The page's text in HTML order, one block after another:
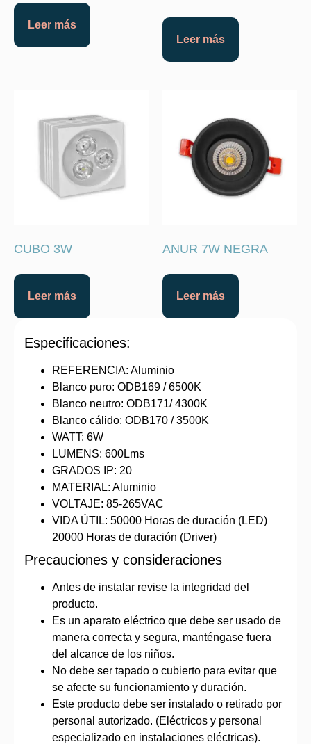
Leer más
Leer más
CUBO 3W
Leer más
ANUR 7W NEGRA
Leer más
Especificaciones:
REFERENCIA: Aluminio
Blanco puro: ODB169 / 6500K
Blanco neutro: ODB171/ 4300K
Blanco cálido: ODB170 / 3500K
WATT: 6W
LUMENS: 600Lms
GRADOS IP: 20
MATERIAL: Aluminio
VOLTAJE: 85-265VAC
VIDA ÚTIL: 50000 Horas de duración (LED)
20000 Horas de duración (Driver)
Precauciones y consideraciones
Antes de instalar revise la integridad del
producto.
Es un aparato eléctrico que debe ser usado de
manera correcta y segura, manténgase fuera
del alcance de los niños.
No debe ser tapado o cubierto para evitar que
se afecte su funcionamiento y duración.
Este producto debe ser instalado o retirado por
personal autorizado. (Eléctricos y personal
especializado en instalaciones eléctricas).